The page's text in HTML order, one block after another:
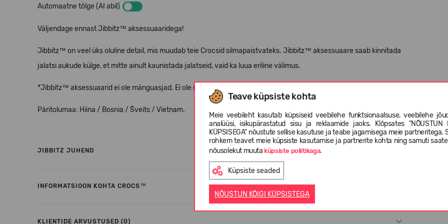
Teave küpsiste kohta
Meie veebileht kasutab küpsiseid veebilehe funktsionaalsuse, veebilehe
analüüsi, isikupärastatud sisu ja reklaamide jaoks. Klõpsates "NÕUSTUN
KÜPSISEGA" nõustute sellise kasutuse ja teabe jagamisega meie partneritega.
rohkem teavet meie küpsiste kasutamise ja partnerite kohta ning samuti
nõusolekut muutaküpsiste poliitikaga.
Küpsiste seaded
NÕUSTUN KÕIGI KÜPSISTEGA
Automaatne tõlge (AI abil)
Väljendage ennast Jibbitz™ aksessuaaridega!
Jibbitz™ on veel üks oluline detail, mis muudab teie Crocsid silmapaistvateks. Jibbitz™ aksessuaare saab kinnitada
jalatsi aukude külge, et mitte ainult kaunistada jalatseid, vaid ka luua eriline välimus.
*Jibbitz™ aksessuaarid ei ole mänguasjad. Ei ole mõeldud alla 3-aastastele lastele.
Päritolumaa: Hiina / Bosnia / Šveits / Vietnam.
JIBBITZ JUHEND
INFORMATSIOON KOHTA CROCS™
KLIENTIDE ARVUSTUSED (0)